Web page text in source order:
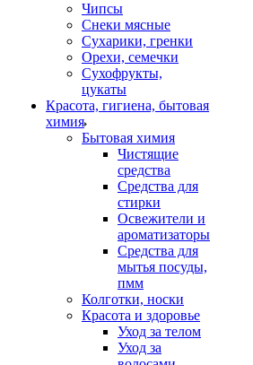
Чипсы
Снеки мясные
Сухарики, гренки
Орехи, семечки
Сухофрукты,
цукаты
Красота, гигиена, бытовая
химия
Бытовая химия
Чистящие
средства
Средства для
стирки
Освежители и
ароматизаторы
Средства для
мытья посуды,
пмм
Колготки, носки
Красота и здоровье
Уход за телом
Уход за